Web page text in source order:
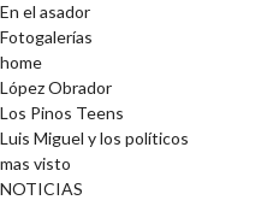
En el asador
Fotogalerías
home
López Obrador
Los Pinos Teens
Luis Miguel y los políticos
mas visto
NOTICIAS